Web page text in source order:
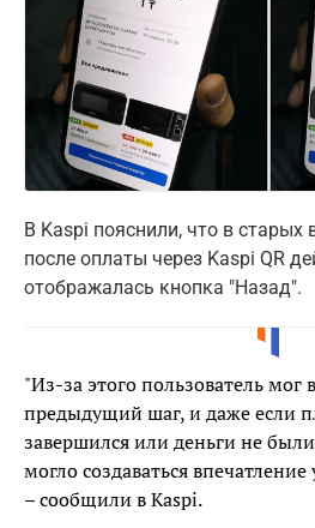
В Kaspi пояснили, что в старых
после оплаты через Kaspi QR
отображалась кнопка "Назад".
"Из-за этого пользователь мог
предыдущий шаг, и даже если
завершился или деньги не
могло создаваться
– сообщили в Kaspi.